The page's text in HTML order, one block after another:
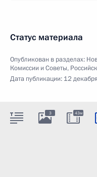
Статус материала
Опубликован в разделах:
Комиссии и Советы,
Дата публикации: 12
3 43м